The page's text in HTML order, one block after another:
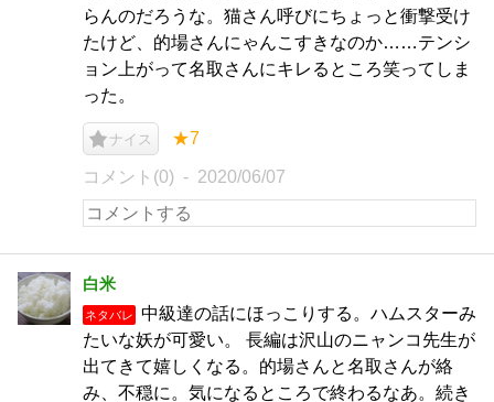
らんのだろうな。猫さん呼びにちょっと衝撃受け
たけど、的場さんにゃんこすきなのか……テンシ
ョン上がって名取さんにキレるところ笑ってしま
った。
ナイス ★7
コメント(0) 2020/06/07
白米
ネタバレ
中級達の話にほっこりする。ハムスターみ
たいな妖が可愛い。 長編は沢山のニャンコ先生が
出てきて嬉しくなる。的場さんと名取さんが絡
み、不穏に。気になるところで終わるなあ。続き